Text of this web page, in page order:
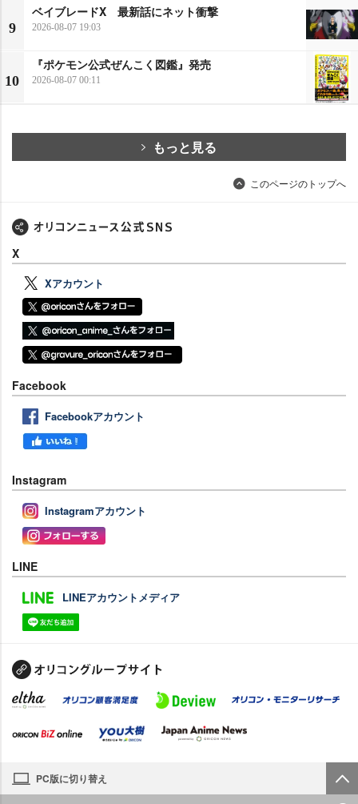
9
ベイブレードX 最新話にネット衝撃
2026-08-07 19:03
10
『ポケモン公式ぜんこく図鑑』発売
2026-08-07 00:11
もっと見る
このページのトップへ
X
Xアカウント
Facebook
Facebookアカウント
Instagram
Instagramアカウント
LINE
LINEアカウントメディア
PC版に切り替え